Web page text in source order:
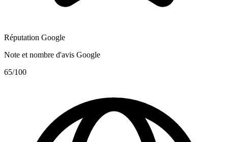
Réputation Google
Note et nombre d'avis Google
65/100